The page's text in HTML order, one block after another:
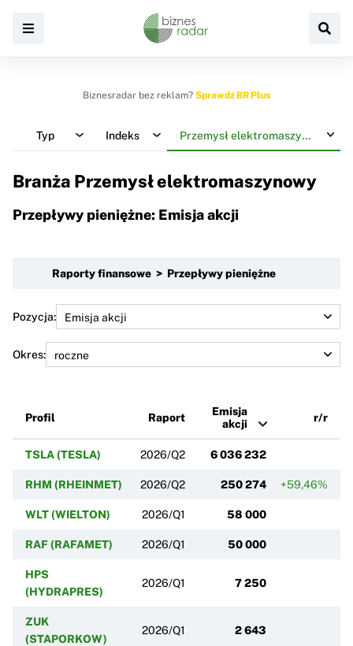
Biznesradar bez reklam? Sprawdź BR Plus
Typ Indeks Przemysł elektromaszynowy
Branża Przemysł elektromaszynowy
Przepływy pieniężne: Emisja akcji
Raporty finansowe > Przepływy pieniężne
Pozycja:
Okres:
Profil Raport
Emisja
akcji
r/r
TSLA (TESLA) 2026/Q2 6 036 232
RHM (RHEINMET) 2026/Q2 250 274 +59,46%
WLT (WIELTON) 2026/Q1 58 000
RAF (RAFAMET) 2026/Q1 50 000
HPS
(HYDRAPRES)
2026/Q1 7 250
ZUK
(STAPORKOW)
2026/Q1 2 643